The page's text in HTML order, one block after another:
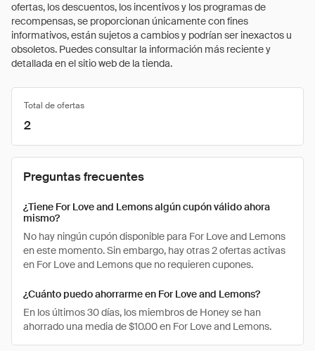
ofertas, los descuentos, los incentivos y los programas de
recompensas, se proporcionan únicamente con fines
informativos, están sujetos a cambios y podrían ser inexactos u
obsoletos. Puedes consultar la información más reciente y
detallada en el sitio web de la tienda.
Total de ofertas
2
Preguntas frecuentes
¿Tiene For Love and Lemons algún cupón válido ahora
mismo?
No hay ningún cupón disponible para For Love and Lemons
en este momento. Sin embargo, hay otras 2 ofertas activas
en For Love and Lemons que no requieren cupones.
¿Cuánto puedo ahorrarme en For Love and Lemons?
En los últimos 30 días, los miembros de Honey se han
ahorrado una media de $10.00 en For Love and Lemons.